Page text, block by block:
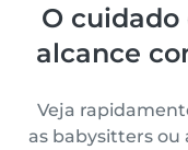
O cuidado
alcance
Veja
as babysitters ou